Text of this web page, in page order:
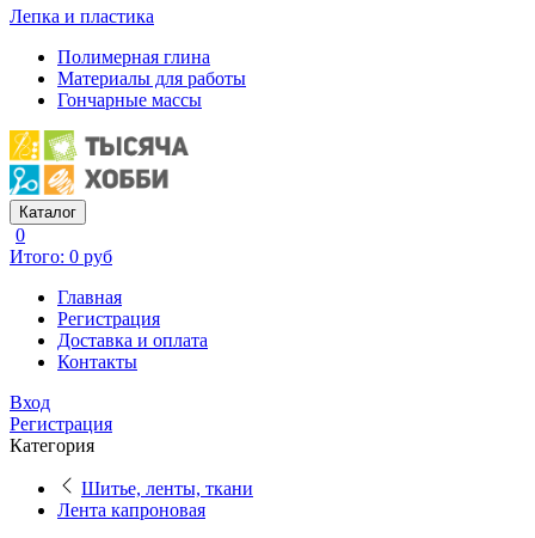
Лепка и пластика
Полимерная глина
Материалы для работы
Гончарные массы
Каталог
0
Итого: 0 руб
Главная
Регистрация
Доставка и оплата
Контакты
Вход
Регистрация
Категория
Шитье, ленты, ткани
Лента капроновая